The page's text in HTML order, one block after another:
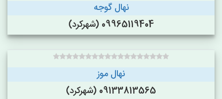
نهال گوجه
09965119404 (شهرکرد)
نهال موز
09133813565 (شهرکرد)